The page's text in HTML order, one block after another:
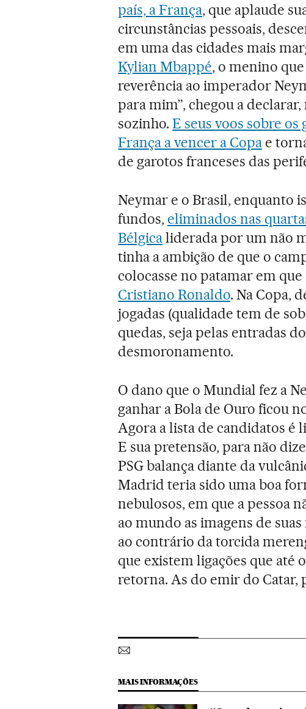
país, a França, que aplaude
circunstâncias pessoais,
em uma das cidades mais
Kylian Mbappé, o menino
reverência ao imperador
para mim”, chegou a
sozinho.E seus voos sobre
França a vencer a Copae
de garotos franceses das
Neymar e o Brasil, enquanto
fundos, eliminados nas
Bélgicaliderada por um não
tinha a ambição de que o
colocasse no patamar em
Cristiano Ronaldo. Na Copa,
jogadas (qualidade tem de
quedas, seja pelas entradas
desmoronamento.
O dano que o Mundial fez a
ganhar a Bola de Ouro ficou
Agora a lista de candidatos é
E sua pretensão, para não
PSG balança diante da
Madrid teria sido uma boa
nebulosos, em que a pessoa
ao mundo as imagens de
ao contrário da torcida
que existem ligações que até
retorna. As do emir do Catar,
MAIS INFORMAÇÕES